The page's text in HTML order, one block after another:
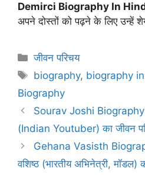
Demirci Biography In
अपने दोस्तों को पढ़ने के लिए उन्हें
Categories
जीवन परिचय
Tags
biography, biography
Biography
Sourav Joshi Biography
(Indian Youtuber) का जीवन
Gehana Vasisth
वशिष्ठ (भारतीय अभिनेत्री,